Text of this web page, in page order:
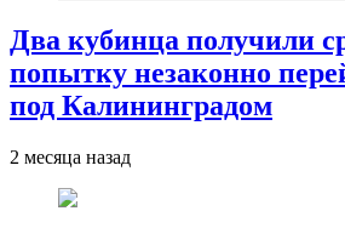
Два кубинца получили
попытку незаконно
под Калининградом
2 месяца назад